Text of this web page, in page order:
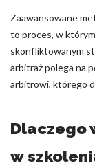
Zaawansowane
to proces, w
skonfliktowanym
arbitraż polega na
arbitrowi, którego
Dlaczego
w